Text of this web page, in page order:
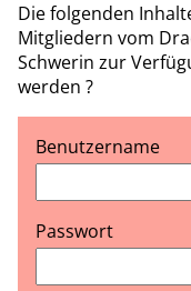
Die folgenden
Mitgliedern vom
Schwerin zur
werden ?
Benutzername
Passwort